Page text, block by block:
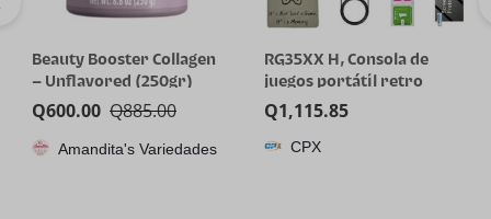
CAROTE 19pcs Pots and
Pans Set Non Stick,
Cookware Set Detachable
Handle | Induction
Compatible, Dishwasher
Q1,173.05
CPX
One/Size by Patrick
Starrr Mini Ultimate
Blurring Setting Powder
Translucent
Q275.00
Fancy Makeup Store